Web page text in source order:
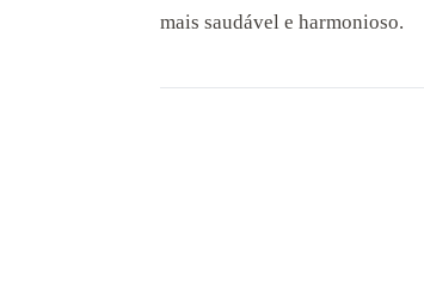
mais saudável e harmonioso.